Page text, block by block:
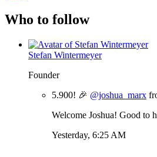
Who to follow
Stefan Wintermeyer
Founder
5.900! 🎉 @joshua_marx
Welcome Joshua! Good to
Yesterday, 6:25 AM